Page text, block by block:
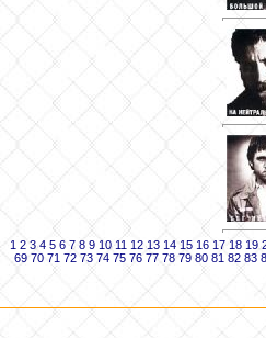
1 2 3 4 5 6 7 8 9 10 11 12 13 14 15 16 17 18 19
69 70 71 72 73 74 75 76 77 78 79 80 81 82 83